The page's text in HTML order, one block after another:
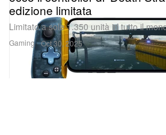
Gaming
edizione limitata
Limitato a sole 1.350 unità in tutto il
Oct 30, 2025